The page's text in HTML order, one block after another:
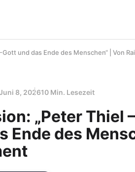
und das Ende des Menschen“ | Von
8, 202610 Min. Lesezeit
„Peter Thiel
Ende des